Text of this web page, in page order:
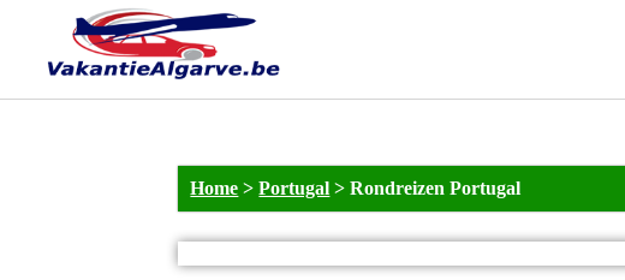
Home >Portugal >Rondreizen Portugal